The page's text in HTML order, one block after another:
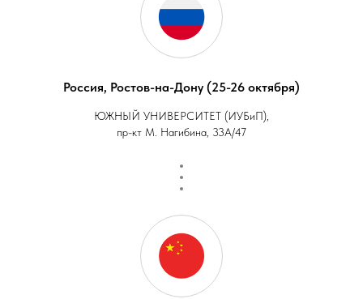
Россия, Ростов-на-Дону (25-26 октября)
ЮЖНЫЙ УНИВЕРСИТЕТ (ИУБиП),
пр-кт М. Нагибина, 33А/47